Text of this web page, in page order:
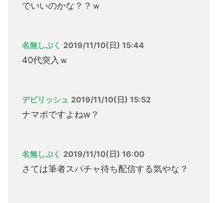
でいいのかな？？ｗ
名無しぷく 2019/11/10(日) 15:44
40代突入ｗ
デビリッシュ 2019/11/10(日) 15:52
ナマポですよねw？
名無しぷく 2019/11/10(日) 16:00
さては筆者スパチャ待ち配信する気やな？